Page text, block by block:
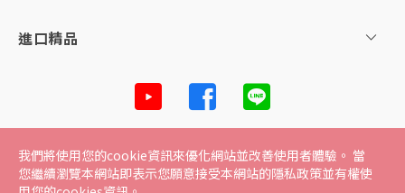
進口精品
網站地圖 電子發票服務 個人資料管理保護聲明
隱私
權政策
我們將使用您的cookie資訊來優化網站並改善使用者體驗。 當
您繼續瀏覽本網站即表示您願意接受本網站的隱私政策並有權使